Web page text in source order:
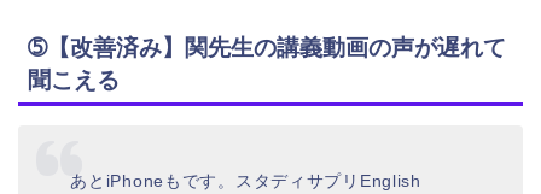
➄【改善済み】関先生の講義動画の声が遅れて
聞こえる
あとiPhoneもです。スタディサプリEnglish